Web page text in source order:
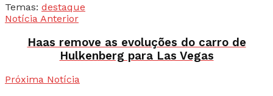
Temas: destaque
Notícia Anterior
Haas remove as evoluções do carro de
Hulkenberg para Las Vegas
Próxima Notícia